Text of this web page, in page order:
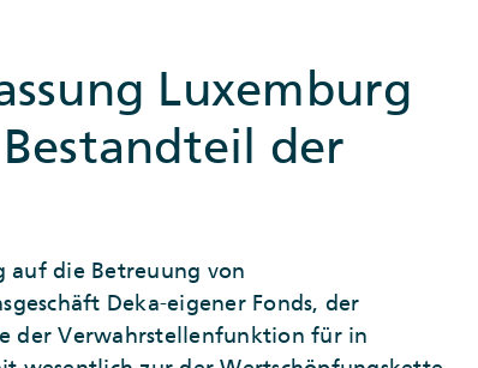
Luxemburg
der
auf die Betreuung von
Deka-eigener Fonds, der
der Verwahrstellenfunktion für in